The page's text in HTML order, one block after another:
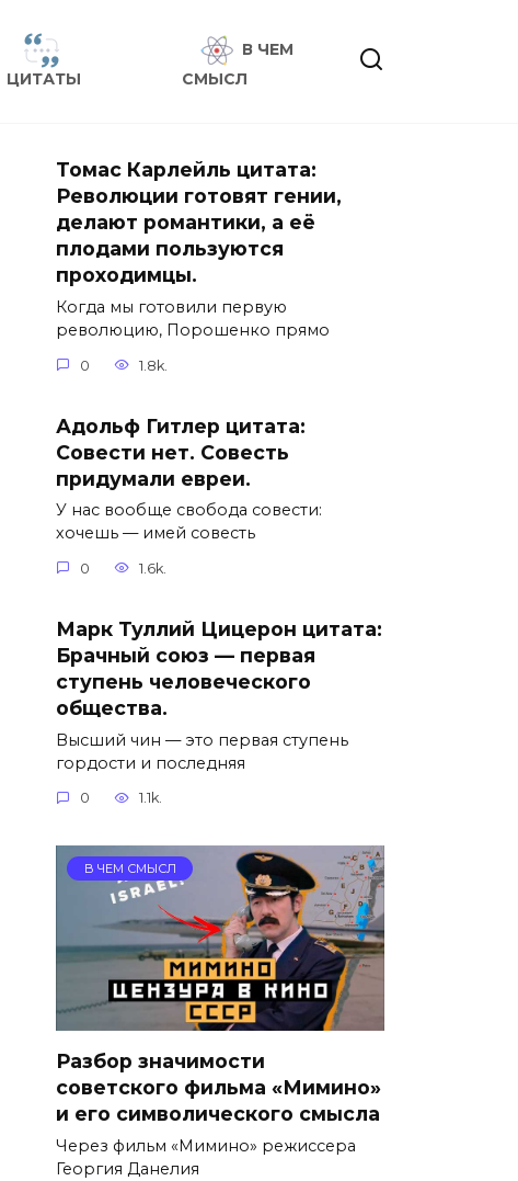
ЦИТАТЫ
В ЧЕМ
СМЫСЛ
Томас Карлейль цитата:
Революции готовят гении,
делают романтики, а её
плодами пользуются
проходимцы.
Когда мы готовили первую
революцию, Порошенко прямо
0 1.8k.
Адольф Гитлер цитата:
Совести нет. Совесть
придумали евреи.
У нас вообще свобода совести:
хочешь — имей совесть
0 1.6k.
Марк Туллий Цицерон цитата:
Брачный союз — первая
ступень человеческого
общества.
Высший чин — это первая ступень
гордости и последняя
0 1.1k.
В ЧЕМ СМЫСЛ
Разбор значимости
советского фильма «Мимино»
и его символического смысла
Через фильм «Мимино» режиссера
Георгия Данелия